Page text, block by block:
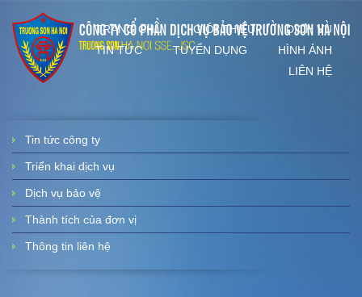
TRANG CHỦ GIỚI THIỆU
DỊCH VỤ
TIN TỨC
TUYỂN DỤNG
HÌNH ẢNH
LIÊN HỆ
Tin tức công ty
Triển khai dịch vụ
Dịch vụ bảo vệ
Thành tích của đơn vị
Thông tin liên hệ